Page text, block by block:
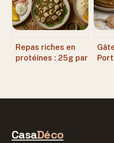
Repas riches en
protéines : 25g par
les
CasaDéco